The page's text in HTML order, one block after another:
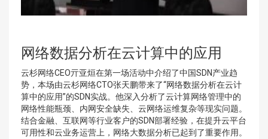
网络数据分析在云计算中的应用
云杉网络CEO亓亚烜在第一场活动中介绍了中国SDN产业趋
势，本场由云杉网络CTO张天鹏带来了“网络数据分析在云计
算中的应用”的SDN实战。他深入分析了云计算网络管理中的
网络性能瓶颈、内网安全缺失、云网络运维复杂等现实问题。
结合金融、互联网等行业客户的SDN部署经验，在提升云平台
可用性和云业务运营上，网络大数据分析已起到了重要作用。